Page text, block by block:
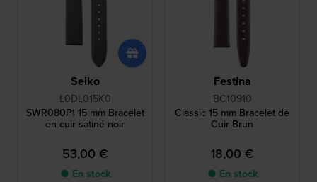
Seiko
L0DL015K0
SWR080P1 15 mm Bracelet
en cuir satiné noir
53,00 €
● En stock
Festina
BC10910
Classic 15 mm Bracelet de
Cuir Brun
18,00 €
● En stock